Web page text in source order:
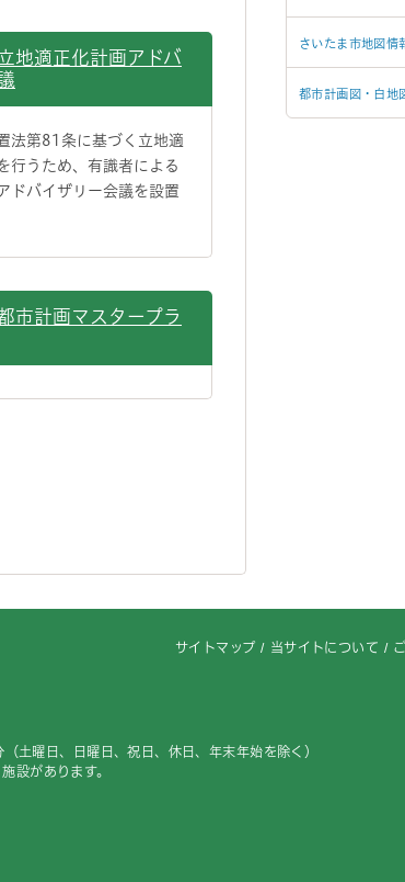
地適正化計画アドバ
法第81条に基づく立地適
行うため、有識者による
ドバイザリー会議を設置
市計画マスタープラ
さいたま市地図情
都市計画図・白地
サイトマップ 当サイトについて
土曜日、日曜日、祝日、休日、年末年始を除く）
設があります。